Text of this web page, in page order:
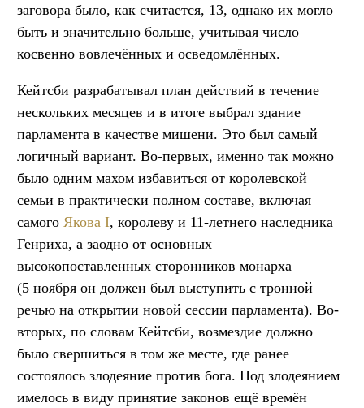
заговора было, как считается, 13, однако их могло
быть и значительно больше, учитывая число
косвенно вовлечённых и осведомлённых.
Кейтсби разрабатывал план действий в течение
нескольких месяцев и в итоге выбрал здание
парламента в качестве мишени. Это был самый
логичный вариант. Во-первых, именно так можно
было одним махом избавиться от королевской
семьи в практически полном составе, включая
самого Якова I, королеву и 11-летнего наследника
Генриха, а заодно от основных
высокопоставленных сторонников монарха
(5 ноября он должен был выступить с тронной
речью на открытии новой сессии парламента). Во-
вторых, по словам Кейтсби, возмездие должно
было свершиться в том же месте, где ранее
состоялось злодеяние против бога. Под злодеянием
имелось в виду принятие законов ещё времён